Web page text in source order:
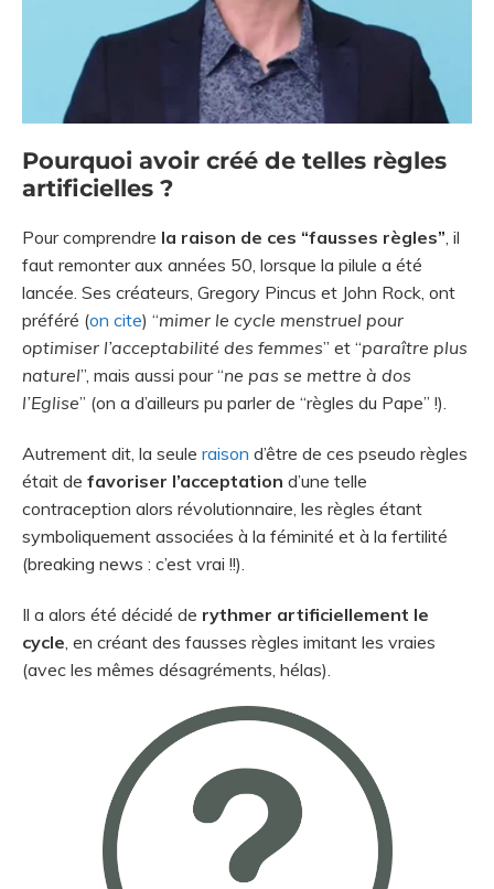
Pourquoi avoir créé de telles règles
artificielles ?
Pour comprendre la raison de ces “fausses règles” , il
faut remonter aux années 50, lorsque la pilule a été
lancée. Ses créateurs, Gregory Pincus et John Rock, ont
préféré (on cite) “mimer le cycle menstruel pour
optimiser l’acceptabilité des femmes” et “paraître plus
naturel”, mais aussi pour “ne pas se mettre à dos
l’Eglise” (on a d’ailleurs pu parler de “règles du Pape” !).
Autrement dit, la seule raison d’être de ces pseudo règles
était de favoriser l’acceptation d’une telle
contraception alors révolutionnaire, les règles étant
symboliquement associées à la féminité et à la fertilité
(breaking news : c’est vrai !!).
Il a alors été décidé de rythmer artificiellement le
cycle , en créant des fausses règles imitant les vraies
(avec les mêmes désagréments, hélas).